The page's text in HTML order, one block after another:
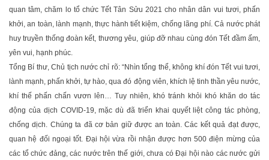
quan tâm, chăm lo tổ chức Tết Tân Sửu 2021 cho nhân dân vui tươi, phấn
khởi, an toàn, lành mạnh, thực hành tiết kiệm, chống lãng phí. Cả nước phát
huy truyền thống đoàn kết, thương yêu, giúp đỡ nhau cùng đón Tết đầm ấm,
yên vui, hạnh phúc.
Tổng Bí thư, Chủ tịch nước chỉ rõ: “Nhìn tổng thể, không khí đón Tết vui tươi,
lành mạnh, phấn khởi, tự hào, qua đó động viên, khích lệ tinh thần yêu nước,
khí thế phấn chấn vươn lên… Tuy nhiên, khó tránh khỏi khó khăn do tác
động của dịch COVID-19, mặc dù đã triển khai quyết liệt công tác phòng,
chống dịch. Chúng ta đã cơ bản giữ được an toàn. Các kết quả đạt được,
quan hệ đối ngoại tốt. Đại hội vừa rồi nhận được hơn 500 điện mừng của
các tổ chức đảng, các nước trên thế giới, chưa có Đại hội nào các nước gửi